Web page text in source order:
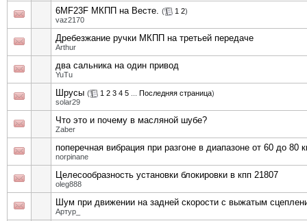
6MF23F МКПП на Весте. ( 1 2)
vaz2170
Дребезжание ручки МКПП на третьей передаче
Arthur
два сальника на один привод
YuTu
Шрусы ( 1 2 3 4 5 Последняя страница)
solar29
Что это и почему в масляной шубе?
Zaber
поперечная вибрация при разгоне в диапазоне от 60 до 80
norpinane
Целесообразность установки блокировки в кпп 21807
oleg888
Шум при движении на задней скорости с выжатым
Артур_